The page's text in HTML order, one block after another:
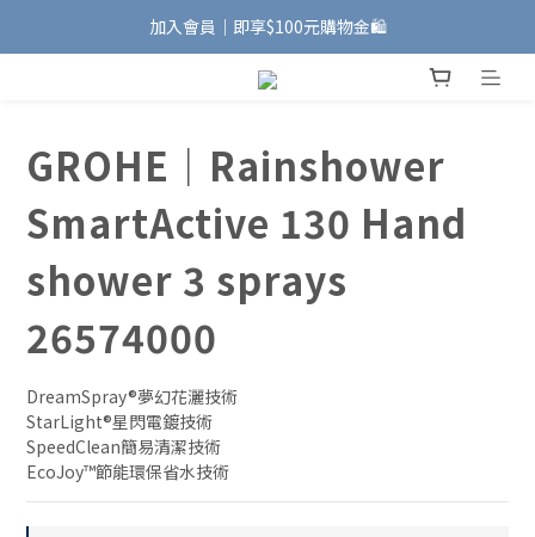
加入會員｜即享$100元購物金🛍️
加入會員｜即享$100元購物金🛍️
安裝維修服務｜Line ID @885wywfl
加入會員｜即享$100元購物金🛍️
GROHE｜Rainshower
SmartActive 130 Hand
shower 3 sprays
26574000
DreamSpray®夢幻花灑技術
StarLight®星閃電鍍技術
SpeedClean簡易清潔技術
EcoJoy™節能環保省水技術